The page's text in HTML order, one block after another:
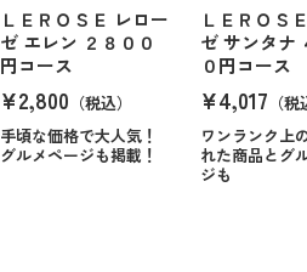
ＬＥＲＯＳＥ レロー
ゼ エレン ２８００
円コース
¥2,800 （税込）
手頃な価格で大人気！
グルメページも掲載！
ＬＥＲＯＳ
ゼ サンタナ
０円コース
¥4,017 （
ワンランク上
れた商品とグ
ジも